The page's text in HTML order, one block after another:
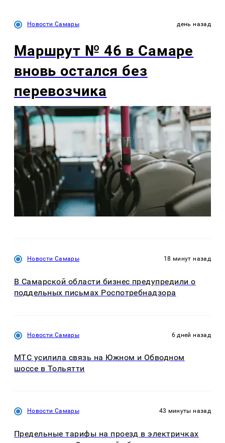
Новости Самары день назад
Маршрут № 46 в Самаре
вновь остался без
перевозчика
Новости Самары 18 минут назад
В Самарской области бизнес предупредили о
поддельных письмах Роспотребнадзора
Новости Самары 6 дней назад
МТС усилила связь на Южном и Обводном
шоссе в Тольятти
Новости Самары 43 минуты назад
Предельные тарифы на проезд в электричках